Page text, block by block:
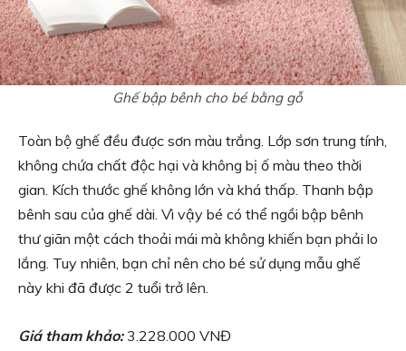
Ghế bập bênh cho bé bằng gỗ
Toàn bộ ghế đều được sơn màu trắng. Lớp sơn trung tính,
không chứa chất độc hại và không bị ố màu theo thời
gian. Kích thước ghế không lớn và khá thấp. Thanh bập
bênh sau của ghế dài. Vì vậy bé có thể ngồi bập bênh
thư giãn một cách thoải mái mà không khiến bạn phải lo
lắng. Tuy nhiên, bạn chỉ nên cho bé sử dụng mẫu ghế
này khi đã được 2 tuổi trở lên.
Giá tham khảo:3.228.000 VNĐ